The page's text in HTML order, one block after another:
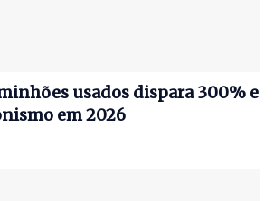
usados dispara 300% e
em 2026